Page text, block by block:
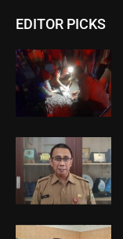
EDITOR PICKS